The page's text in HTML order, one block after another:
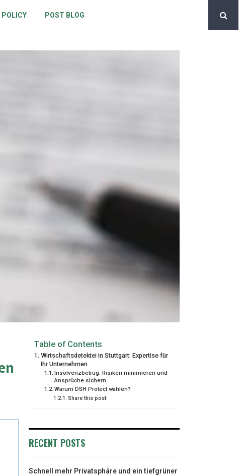
POLICY POST BLOG
Table of Contents
Wirtschaftsdetektei in Stuttgart: Expertise für
Ihr Unternehmen
Insolvenzbetrug: Risiken minimieren und
Ansprüche sichern
Warum DSH Protect wählen?
Share this post:
RECENT POSTS
Schnell mehr Privatsphäre und ein tiefgrüner